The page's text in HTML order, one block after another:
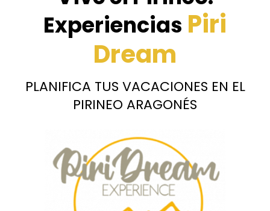
Experiencias Piri
Dream
PLANIFICA TUS VACACIONES EN EL
PIRINEO ARAGONÉS